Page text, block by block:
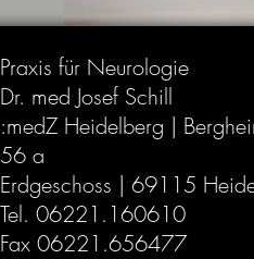
Praxis für Neurologie
Dr. med Josef Schill
:medZ Heidelberg |
56 a
Erdgeschoss | 69115
Tel. 06221.160610
Fax 06221.656477